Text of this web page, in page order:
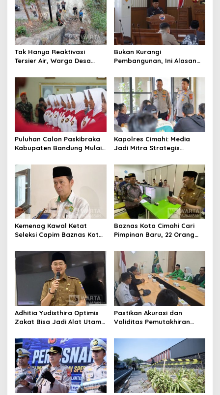
Tak Hanya Reaktivasi
Tersier Air, Warga Desa
Alternatif di Padalarang
Bukan Kurangi
Pembangunan, Ini Alasan
Pengurangan Belanja
Daerah
Puluhan Calon Paskibraka
Kabupaten Bandung Mulai
Kapolres Cimahi: Media
Jadi Mitra Strategis
Publik
Kemenag Kawal Ketat
Seleksi Capim Baznas Kota
Komisioner Baznas
Berintegritas
Baznas Kota Cimahi Cari
Pimpinan Baru, 22 Orang
Adhitia Yudisthira Optimis
Zakat Bisa Jadi Alat Utama
Kota Cimahi
Pastikan Akurasi dan
Validitas Pemutakhiran
Cimahi Lakukan